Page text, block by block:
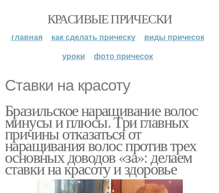
КРАСИВЫЕ ПРИЧЕСКИ
главная как сделать прическу
виды причесок
уроки
фото причесок
Ставки на красоту
Бразильское наращивание волос
минусы и плюсы. Три главных
причины отказаться от
наращивания волос против трех
основных доводов «за»: делаем
ставки на красоту и здоровье